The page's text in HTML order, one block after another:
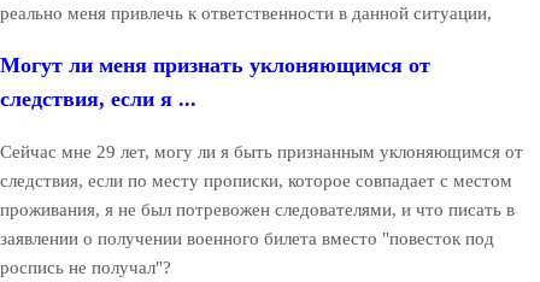
реально меня привлечь к ответственности в данной ситуации,
Могут ли меня признать уклоняющимся от
следствия, если я ...
Сейчас мне 29 лет, могу ли я быть признанным уклоняющимся от
следствия, если по месту прописки, которое совпадает с местом
проживания, я не был потревожен следователями, и что писать в
заявлении о получении военного билета вместо "повесток под
роспись не получал"?